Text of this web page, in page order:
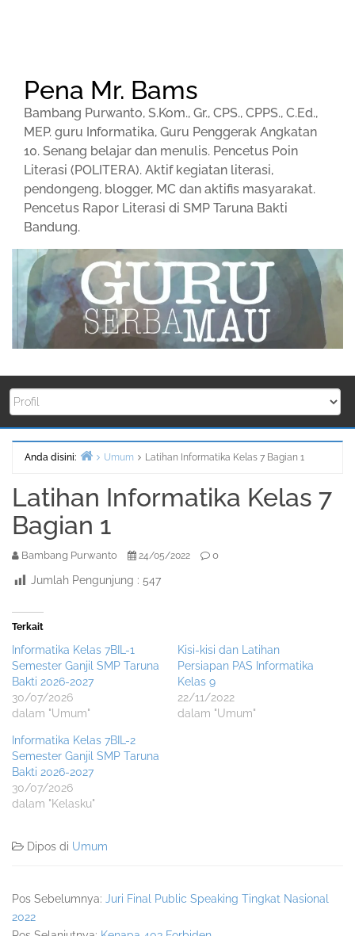
Pena Mr. Bams
Bambang Purwanto, S.Kom., Gr., CPS., CPPS., C.Ed.,
MEP. guru Informatika, Guru Penggerak Angkatan
10. Senang belajar dan menulis. Pencetus Poin
Literasi (POLITERA). Aktif kegiatan literasi,
pendongeng, blogger, MC dan aktifis masyarakat.
Pencetus Rapor Literasi di SMP Taruna Bakti
Bandung.
Anda disini:
Umum Latihan Informatika Kelas 7 Bagian 1
Latihan Informatika Kelas 7
Bagian 1
Bambang Purwanto 24/05/2022 0
Jumlah Pengunjung : 547
Terkait
Informatika Kelas 7BIL-1
Semester Ganjil SMP Taruna
Bakti 2026-2027
30/07/2026
dalam "Umum"
Kisi-kisi dan Latihan
Persiapan PAS Informatika
Kelas 9
22/11/2022
dalam "Umum"
Informatika Kelas 7BIL-2
Semester Ganjil SMP Taruna
Bakti 2026-2027
30/07/2026
dalam "Kelasku"
Dipos di Umum
Pos Sebelumnya: Juri Final Public Speaking Tingkat Nasional
2022